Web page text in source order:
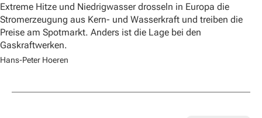
Extreme Hitze und Niedrigwasser drosseln in Europa die
Stromerzeugung aus Kern- und Wasserkraft und treiben die
Preise am Spotmarkt. Anders ist die Lage bei den
Gaskraftwerken.
Hans-Peter Hoeren